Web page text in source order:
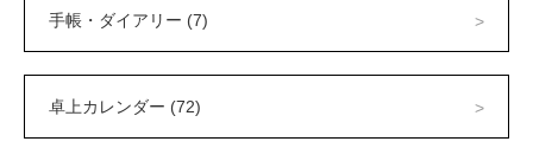
手帳・ダイアリー (7)
卓上カレンダー (72)